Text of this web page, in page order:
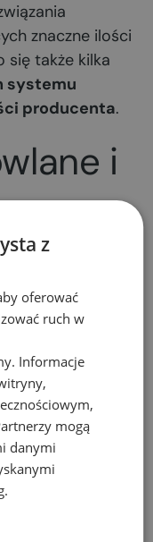
znaczne ilości
się także kilka
systemu
producenta.
i
i
w nowym
Doprecyzowano
odpadów,
fizyczne
kilka zapisów
z
oferować
ruch w
Informacje
mogą
danymi